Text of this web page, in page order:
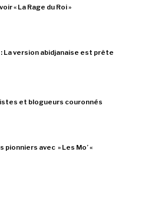
« La Rage du Roi »
: La version abidjanaise est prête
et blogueurs couronnés
avec » Les Mo’ «